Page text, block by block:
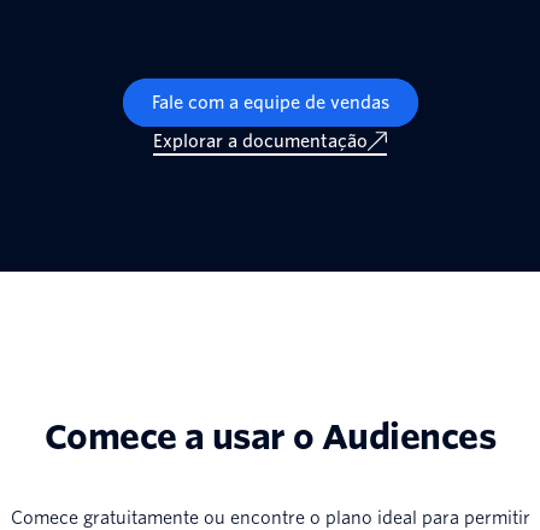
Fale com a equipe de vendas
Explorar a documentação
Comece a usar o Audiences
Comece gratuitamente ou encontre o plano ideal para permitir